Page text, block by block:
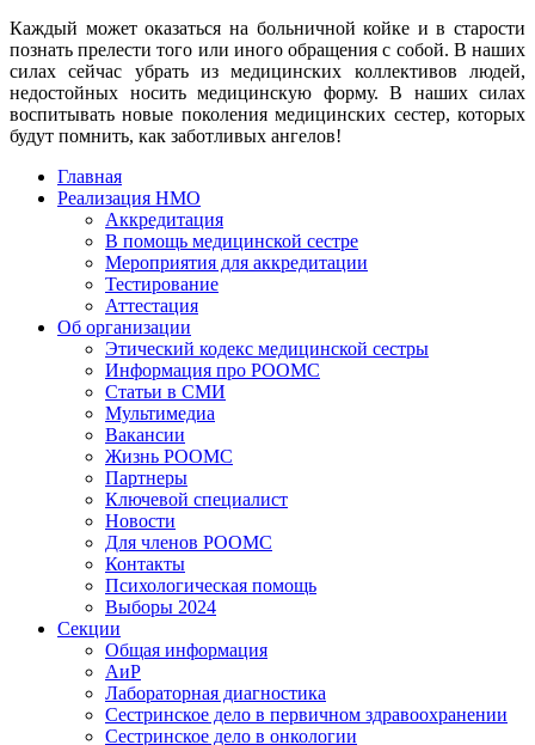
Каждый может оказаться на больничной койке и в старости
познать прелести того или иного обращения с собой. В наших
силах сейчас убрать из медицинских коллективов людей,
недостойных носить медицинскую форму. В наших силах
воспитывать новые поколения медицинских сестер, которых
будут помнить, как заботливых ангелов!
Главная
Реализация НМО
Аккредитация
В помощь медицинской сестре
Мероприятия для аккредитации
Тестирование
Аттестация
Об организации
Этический кодекс медицинской сестры
Информация про РООМС
Статьи в СМИ
Мультимедиа
Вакансии
Жизнь РООМС
Партнеры
Ключевой специалист
Новости
Для членов РООМС
Контакты
Психологическая помощь
Выборы 2024
Секции
Общая информация
АиР
Лабораторная диагностика
Сестринское дело в первичном здравоохранении
Сестринское дело в онкологии